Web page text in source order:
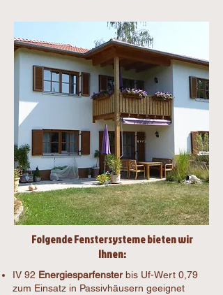
Folgende Fenstersysteme bieten wir
Ihnen:
IV 92 Energiesparfensterbis Uf-Wert 0,79
zum Einsatz in Passivhäusern geeignet